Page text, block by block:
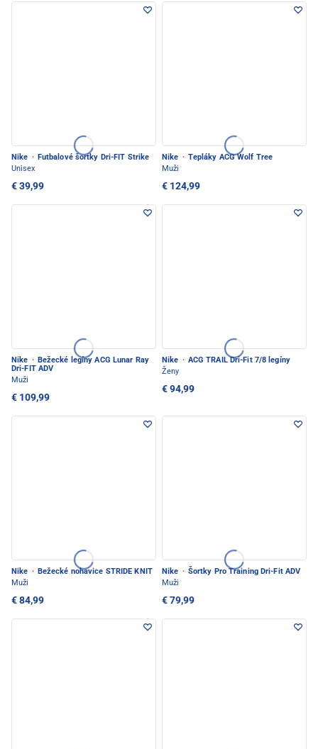
Nike · Futbalové šortky Dri-FIT Strike
Unisex
€ 39,99
Nike · Tepláky ACG Wolf Tree
Muži
€ 124,99
Nike · Bežecké legíny ACG Lunar Ray
Dri-FIT ADV
Muži
€ 109,99
Nike · ACG TRAIL Dri-Fit 7/8 legíny
Ženy
€ 94,99
Nike · Bežecké nohavice STRIDE KNIT
Muži
€ 84,99
Nike · Šortky Pro Training Dri-Fit ADV
Muži
€ 79,99